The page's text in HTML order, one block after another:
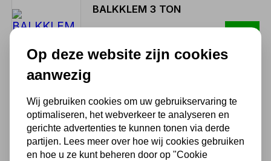
BALKKLEM 3 TON
75,00 excl. BTW
BALKKLEM 5 TON
102,85
85,00 excl. BTW
Op deze website zijn cookies
aanwezig
Wij gebruiken cookies om uw gebruikservaring te
optimaliseren, het webverkeer te analyseren en
gerichte advertenties te kunnen tonen via derde
partijen. Lees meer over hoe wij cookies gebruiken
en hoe u ze kunt beheren door op "Cookie